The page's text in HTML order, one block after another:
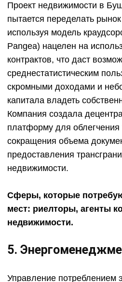
Проект недвижимости в
пытается переделать
используя модель
Pangea) нацелен на
контрактов, что даст
среднестатистическим
скромными доходами и
капитала владеть
Компания создала
платформу для облегчения
сокращения объема
предоставления
недвижимости.
Сферы, которые
мест: риелторы, агенты
недвижимости.
5.
Управление потреблением